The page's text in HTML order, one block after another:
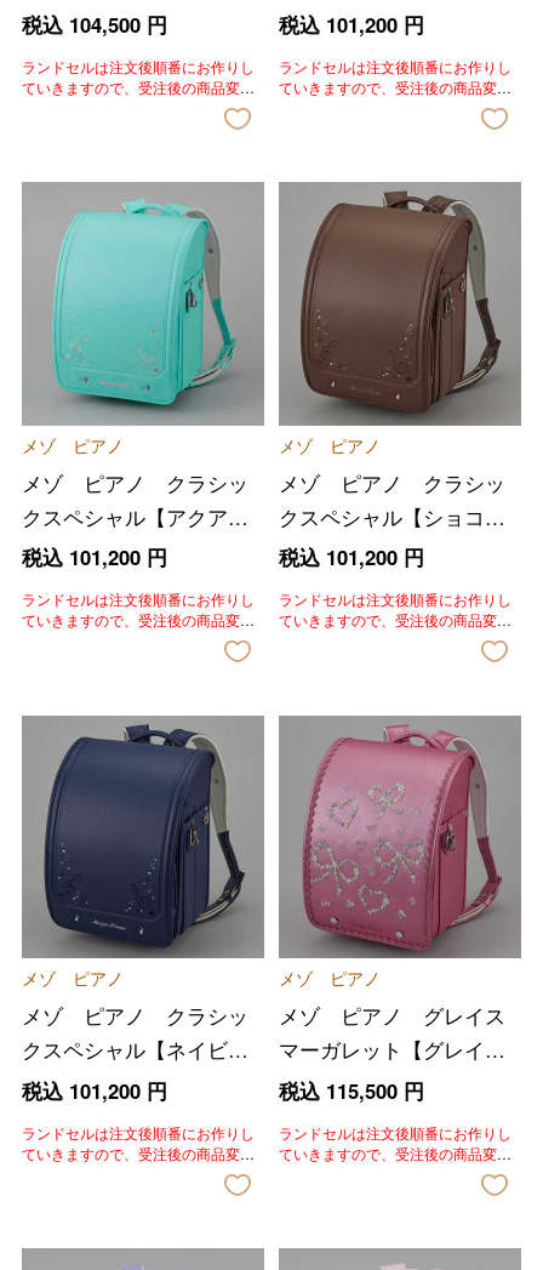
イスミント】
税込 104,500円
ランドセルは注文後順番にお作りし
ていきますので、受注後の商品変
更、色変更、キャンセルはいたしか
ねます。あらかじめご了承いただき
ージュ】
税込 101,200円
ランドセルは注文後順番にお作りし
ていきますので、受注後の商品変
更、色変更、キャンセルはいたしか
ねます。あらかじめご了承いただき
メゾ ピアノ
メゾ ピアノ クラシッ
クスペシャル【アクアマ
リン】
税込 101,200円
ランドセルは注文後順番にお作りし
ていきますので、受注後の商品変
更、色変更、キャンセルはいたしか
ねます。あらかじめご了承いただき
メゾ ピアノ
メゾ ピアノ クラシッ
クスペシャル【ショコ
ラ】
税込 101,200円
ランドセルは注文後順番にお作りし
ていきますので、受注後の商品変
更、色変更、キャンセルはいたしか
ねます。あらかじめご了承いただき
メゾ ピアノ
メゾ ピアノ クラシッ
クスペシャル【ネイビ
ー】
税込 101,200円
ランドセルは注文後順番にお作りし
ていきますので、受注後の商品変
更、色変更、キャンセルはいたしか
ねます。あらかじめご了承いただき
メゾ ピアノ
メゾ ピアノ グレイス
マーガレット【グレイス
ローズ】
税込 115,500円
ランドセルは注文後順番にお作りし
ていきますので、受注後の商品変
更、色変更、キャンセルはいたしか
ねます。あらかじめご了承いただき